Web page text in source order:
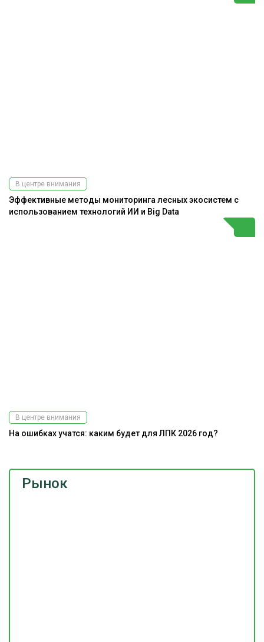
Рынок
В центре внимания
Эффективные методы мониторинга лесных экосистем с
использованием технологий ИИ и Big Data
В центре внимания
На ошибках учатся: каким будет для ЛПК 2026 год?